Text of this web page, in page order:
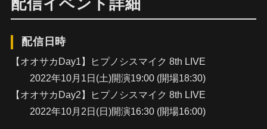
配信イベント詳細
配信日時
【オオサカDay1】ヒプノシスマイク 8th LIVE
2022年10月1日(土)開演19:00 (開場18:30)
【オオサカDay2】ヒプノシスマイク 8th LIVE
2022年10月2日(日)開演16:30 (開場16:00)